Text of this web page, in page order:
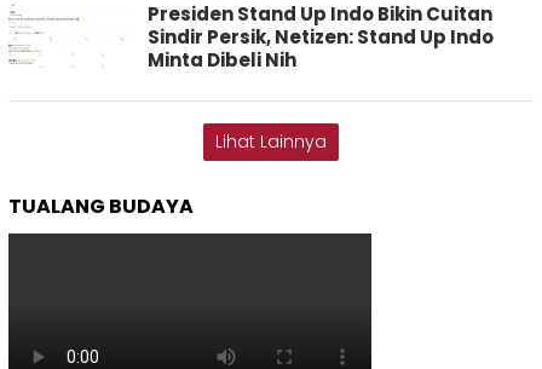
Presiden Stand Up Indo Bikin Cuitan
Sindir Persik, Netizen: Stand Up Indo
Minta Dibeli Nih
Lihat Lainnya
TUALANG BUDAYA